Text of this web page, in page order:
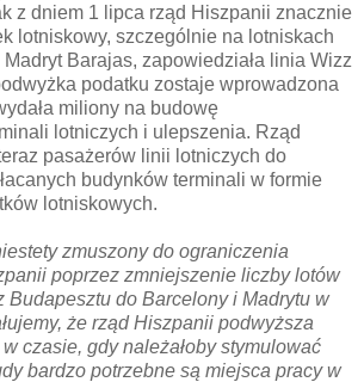
z dniem 1 lipca rząd Hiszpanii znacznie
lotniskowy, szczególnie na lotniskach
Barajas, zapowiedziała linia Wizz
podatku zostaje wprowadzona
miliony na budowę
lotniczych i ulepszenia. Rząd
pasażerów linii lotniczych do
budynków terminali w formie
lotniskowych.
zmuszony do ograniczenia
poprzez zmniejszenie liczby lotów
Budapesztu do Barcelony i Madrytu w
że rząd Hiszpanii podwyższa
czasie, gdy należałoby stymulować
bardzo potrzebne są miejsca pracy w